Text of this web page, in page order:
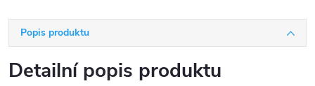
Popis produktu
Detailní popis produktu